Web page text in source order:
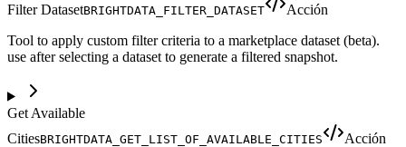
Filter DatasetBRIGHTDATA_FILTER_DATASET
Acción
Tool to apply custom filter criteria to a marketplace dataset (beta).
use after selecting a dataset to generate a filtered snapshot.
Get Available
CitiesBRIGHTDATA_GET_LIST_OF_AVAILABLE_CITIES
Acción